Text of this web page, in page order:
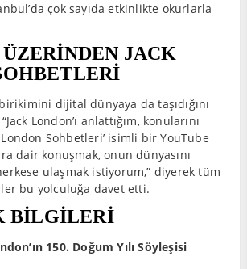
çok sayıda etkinlikte okurlarla
JACK
dijital dünyaya da taşıdığını
London’ı anlattığım, konularını
London Sohbetleri’ isimli bir YouTube
dair konuşmak, onun dünyasını
ulaşmak istiyorum,” diyerek tüm
bu yolculuğa davet etti.
BİLGİLERİ
150. Doğum Yılı Söyleşisi